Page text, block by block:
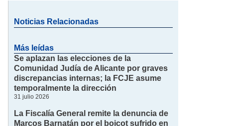
Noticias Relacionadas
Más leídas
Se aplazan las elecciones de la
Comunidad Judía de Alicante por graves
discrepancias internas; la FCJE asume
temporalmente la dirección
31 julio 2026
La Fiscalía General remite la denuncia de
Marcos Barnatán por el boicot sufrido en